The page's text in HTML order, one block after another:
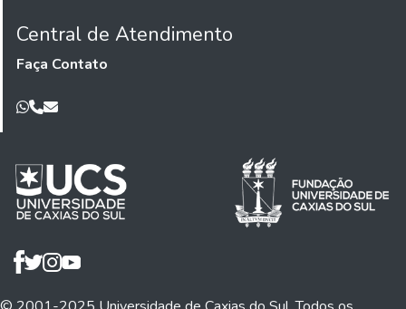
Central de Atendimento
Faça Contato